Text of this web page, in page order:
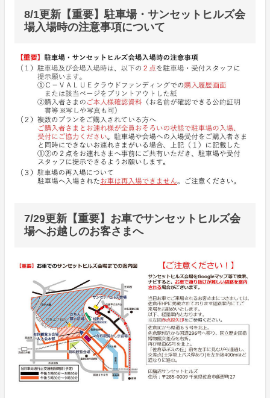
8/1更新【重要】駐車場・サンセットヒルズ会
場入場時の注意事項について
7/29更新【重要】お車でサンセットヒルズ会
場へお越しのお客さまへ